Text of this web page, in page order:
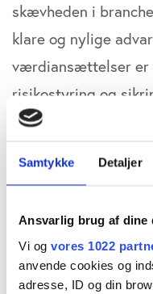
Samtykke Detaljer
Ansvarlig brug af dine
Vi og vores 1022
anvende cookies og
adresse, ID og din
skævheden i
klare og nylige
værdiansættelser er
risikostyring og
af pension mellem
i Finanstilsynet.
Men blækket var
der udkom i
afkastopgørelser